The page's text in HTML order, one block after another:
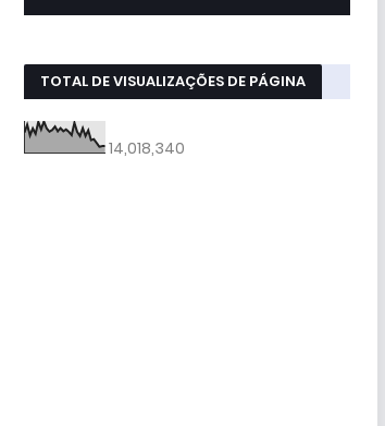
TOTAL DE VISUALIZAÇÕES DE PÁGINA
14,018,340